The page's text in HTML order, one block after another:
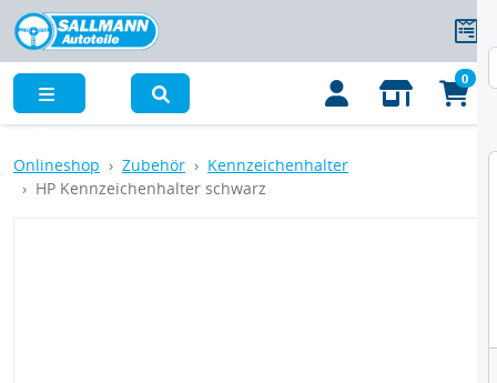
0
Onlineshop Zubehör
Kennzeichenhalter
HP Kennzeichenhalter schwarz